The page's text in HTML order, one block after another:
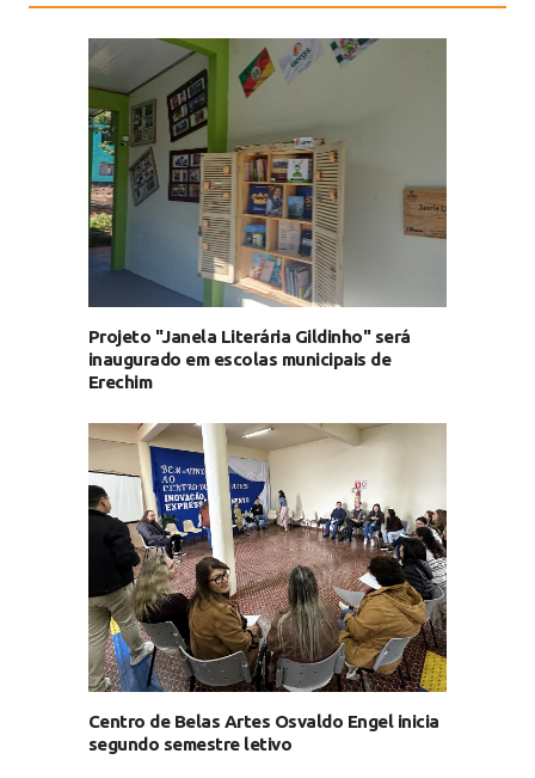
Projeto "Janela Literária Gildinho" será
inaugurado em escolas municipais de
Erechim
Centro de Belas Artes Osvaldo Engel inicia
segundo semestre letivo